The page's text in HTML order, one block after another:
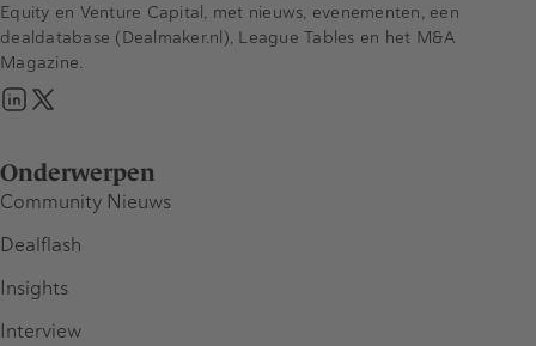
Onderwerpen
Community Nieuws
Dealflash
Insights
Interview
Equity en Venture Capital, met nieuws, evenementen, een
dealdatabase (Dealmaker.nl), League Tables en het M&A
Magazine.